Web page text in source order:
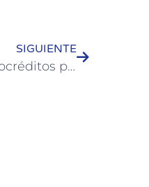
SIGUIENTE
Colonenses recibieron microcréditos para sus emprendimientos